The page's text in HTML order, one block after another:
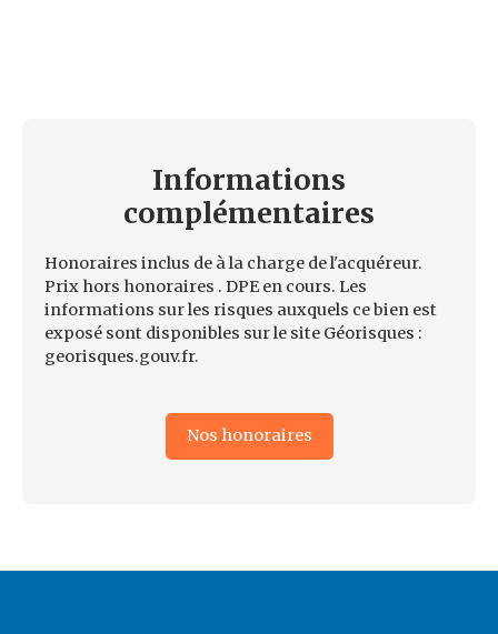
Informations
complémentaires
Honoraires inclus de à la charge de l'acquéreur.
Prix hors honoraires . DPE en cours. Les
informations sur les risques auxquels ce bien est
exposé sont disponibles sur le site Géorisques :
georisques.gouv.fr.
Nos honoraires